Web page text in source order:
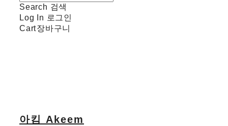
Search 검색
Log In 로그인
Cart장바구니
아킴 Akeem